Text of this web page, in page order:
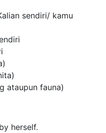
sendiri/ kamu
ataupun fauna)
herself.